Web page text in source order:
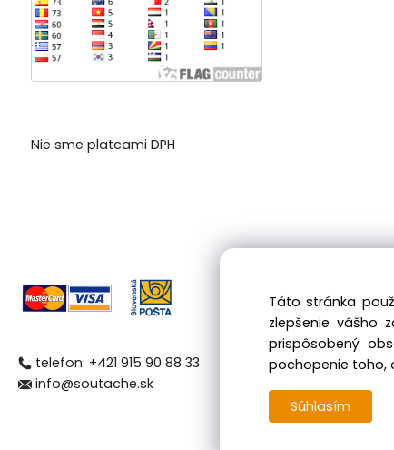
Nie sme platcami DPH
telefon: +421 915 90 88 33
info@soutache.sk
Táto stránka
zlepšenie vášho
prispôsobený
pochopenie toho,
Súhlasím